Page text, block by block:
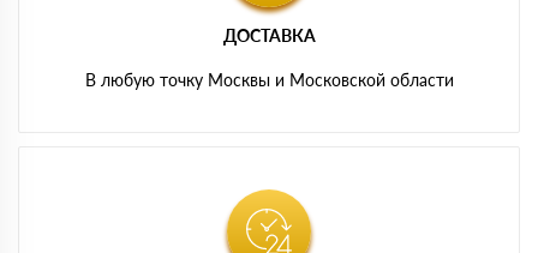
ДОСТАВКА
В любую точку Москвы и Московской области